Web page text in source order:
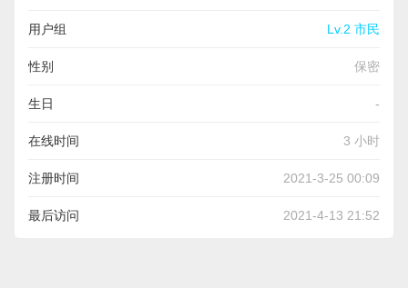
用户组 Lv.2 市民
性别 保密
生日 -
在线时间 3 小时
注册时间 2021-3-25 00:09
最后访问 2021-4-13 21:52